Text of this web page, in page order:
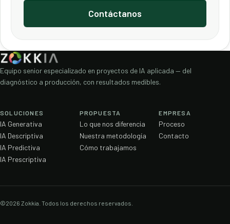
Contáctanos
Equipo senior especializado en proyectos de IA aplicada — del
diagnóstico a producción, con resultados medibles.
SOLUCIONES
IA Generativa
IA Descriptiva
IA Predictiva
IA Prescriptiva
PROPUESTA
Lo que nos diferencia
Nuestra metodología
Cómo trabajamos
EMPRESA
Proceso
Contacto
©2026 Zokkia. Todos los derechos reservados.